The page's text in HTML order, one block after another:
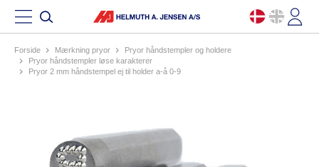
Forside mærkning pryor
pryor håndstempler og holdere
pryor håndstempler løse karakterer
pryor 2 mm håndstempel ej til holder a-å 0-9